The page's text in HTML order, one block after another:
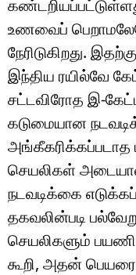
உணவைப்
நேரிடுகிறது.
இந்திய ரயில்வே
சட்டவிரோத இ-
கடுமையான
செயலிகள்
நடவடிக்கை
தகவலின்படி
செயலிகளும்
கூறி, அதன்